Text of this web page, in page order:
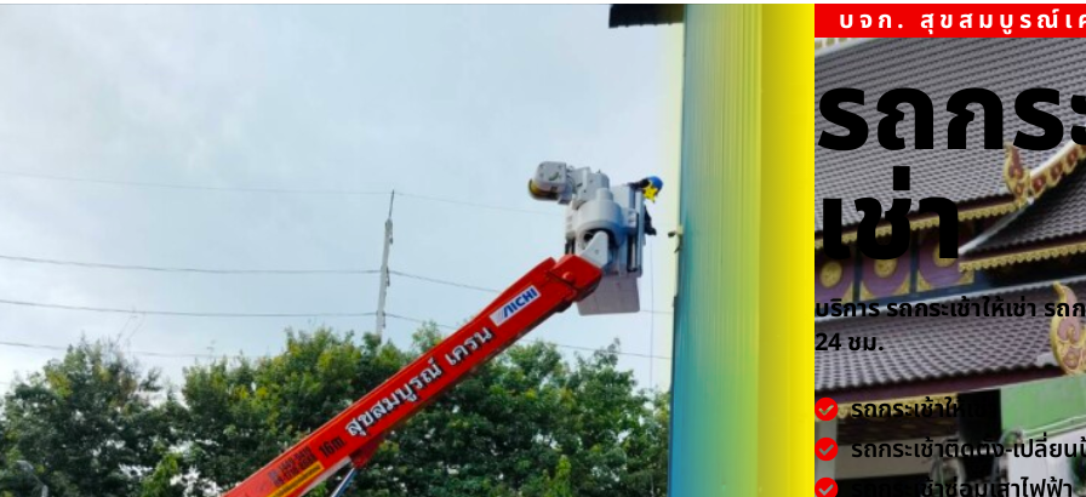
บจก. สุขสมบูรณ์เ
รถกร
เช่า
บริการ รถกระเช้าให้เช่า ร
24 ชม.
รถกระเช้าให้เช่า
รถกระเช้าติดตั้ง-เปลี่ยน
รถกระเช้าซ่อมเสาไฟฟ้า